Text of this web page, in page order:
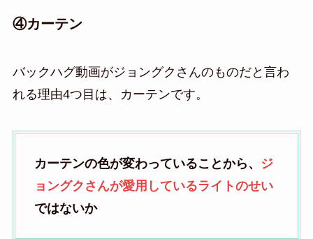
④カーテン
バックハグ動画がジョングクさんのものだと言わ
れる理由4つ目は、カーテンです。
カーテンの色が変わっていることから、
ジ
ョングクさんが愛用しているライトのせい
ではないか